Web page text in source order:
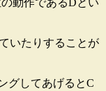
動作であるDとい
いたりすることが
グしてあげるとC